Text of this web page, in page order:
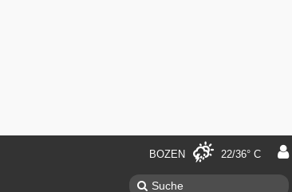
BOZEN 22/36° C